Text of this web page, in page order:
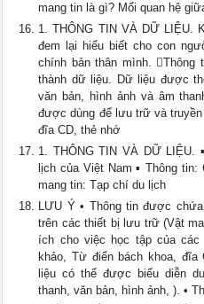
mang tin là gì? Mối quan hệ
1. THÔNG TIN VÀ DỮ LIỆU.
đem lại hiểu biết cho con
chính bản thân mình.
thành dữ liệu. Dữ liệu được
văn bản, hình ảnh và âm
được dùng để lưu trữ và
đĩa CD, thẻ nhớ
1. THÔNG TIN VÀ DỮ LIỆU.
lịch của Việt Nam ▪ Thông
mang tin: Tạp chí du lịch
LƯU Ý • Thông tin được
trên các thiết bị lưu trữ (Vật
ích cho việc học tập của
khảo, Từ điển bách khoa,
liệu có thể được biểu diễn
thanh, văn bản, hình ảnh, ). •